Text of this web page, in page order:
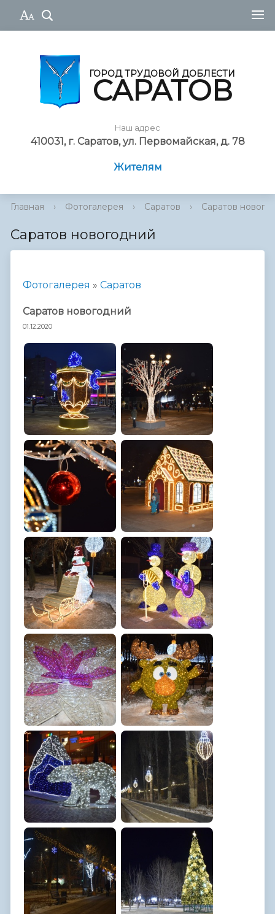
ГОРОД ТРУДОВОЙ ДОБЛЕСТИ
САРАТОВ
Наш адрес
410031, г. Саратов, ул. Первомайская, д. 78
Жителям
Главная › Фотогалерея › Саратов › Саратов
Саратов новогодний
Фотогалерея » Саратов
Саратов новогодний
01.12.2020